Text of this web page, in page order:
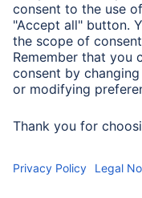
Zastosowanie
Przystosowany dla